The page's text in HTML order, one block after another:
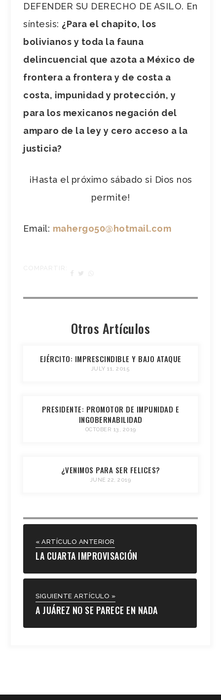
DEFENDER SU DERECHO DE ASILO. En
síntesis: ¿Para el chapito, los
bolivianos y toda la fauna
delincuencial que azota a México de
frontera a frontera y de costa a
costa, impunidad y protección, y
para los mexicanos negación del
amparo de la ley y cero acceso a la
justicia?
¡Hasta el próximo sábado si Dios nos
permite!
Email: mahergo50@hotmail.com
Otros Artículos
EJÉRCITO: IMPRESCINDIBLE Y BAJO ATAQUE
JULY 11, 2015
PRESIDENTE: PROMOTOR DE IMPUNIDAD E
INGOBERNABILIDAD
OCTOBER 13, 2019
¿VENIMOS PARA SER FELICES?
JUNE 22, 2019
« ARTÍCULO ANTERIOR
LA CUARTA IMPROVISACIÓN
SIGUIENTE ARTÍCULO »
A JUÁREZ NO SE PARECE EN NADA